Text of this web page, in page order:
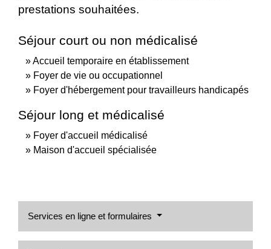
prestations souhaitées.
Séjour court ou non médicalisé
Accueil temporaire en établissement
Foyer de vie ou occupationnel
Foyer d'hébergement pour travailleurs handicapés
Séjour long et médicalisé
Foyer d'accueil médicalisé
Maison d'accueil spécialisée
Services en ligne et formulaires